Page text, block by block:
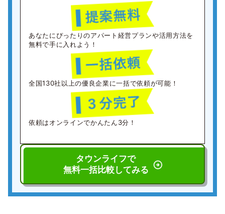
あなたにぴったりのアパート経営プランや活用方法を
無料で手に入れよう！
全国130社以上の優良企業に一括で依頼が可能！
依頼はオンラインでかんたん3分！
タウンライフで
無料一括比較してみる